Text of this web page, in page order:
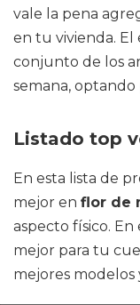
vale la pena
en tu vivienda. El
conjunto de los
semana,
Listado top
En esta lista de
mejor en flor de
aspecto físico.
mejor para tu
mejores modelos